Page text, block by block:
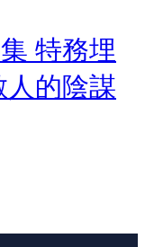
特務埋
的陰謀